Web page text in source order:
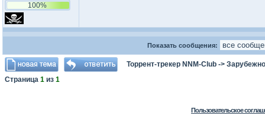
100%
Показать сообщения:
Торрент-трекер NNM-Club ->
Страница 1 из 1
Пользовательское